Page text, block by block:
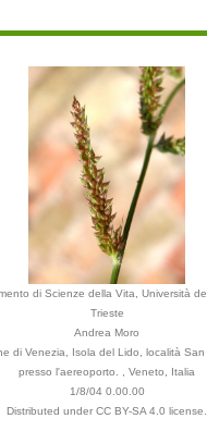
di Scienze della Vita, Università
Trieste
Andrea Moro
di Venezia, Isola del Lido, località San
presso l'aereoporto. , Veneto, Italia
1/8/04 0.00.00
Distributed under CC BY-SA 4.0 license.